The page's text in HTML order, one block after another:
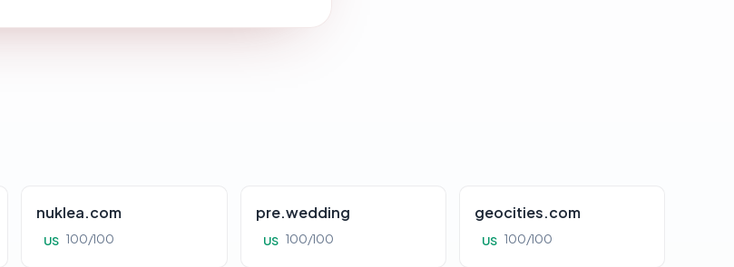
nuklea.com
US 100/100
pre.wedding
US 100/100
geocities.com
US 100/100